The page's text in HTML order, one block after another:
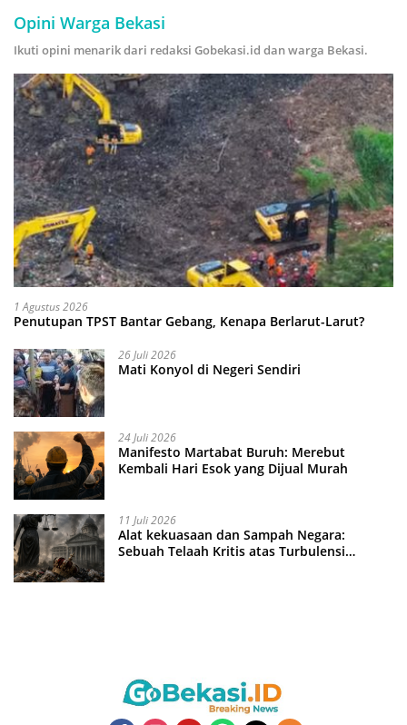
Opini Warga Bekasi
Ikuti opini menarik dari redaksi Gobekasi.id dan warga Bekasi.
1 Agustus 2026
Penutupan TPST Bantar Gebang, Kenapa Berlarut-Larut?
26 Juli 2026
Mati Konyol di Negeri Sendiri
24 Juli 2026
Manifesto Martabat Buruh: Merebut
Kembali Hari Esok yang Dijual Murah
11 Juli 2026
Alat kekuasaan dan Sampah Negara:
Sebuah Telaah Kritis atas Turbulensi